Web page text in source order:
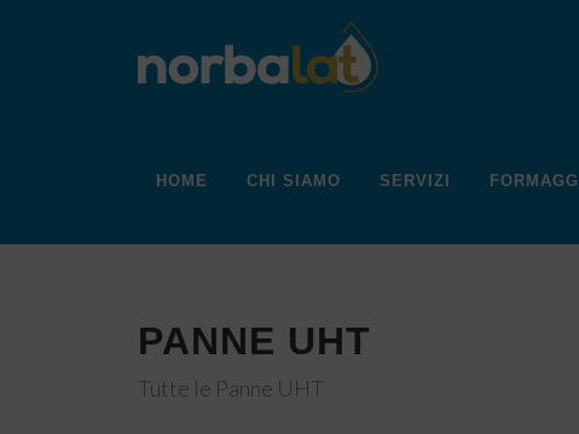
HOME CHI SIAMO SERVIZI FORMAGGI
PANNE UHT
Tutte le Panne UHT